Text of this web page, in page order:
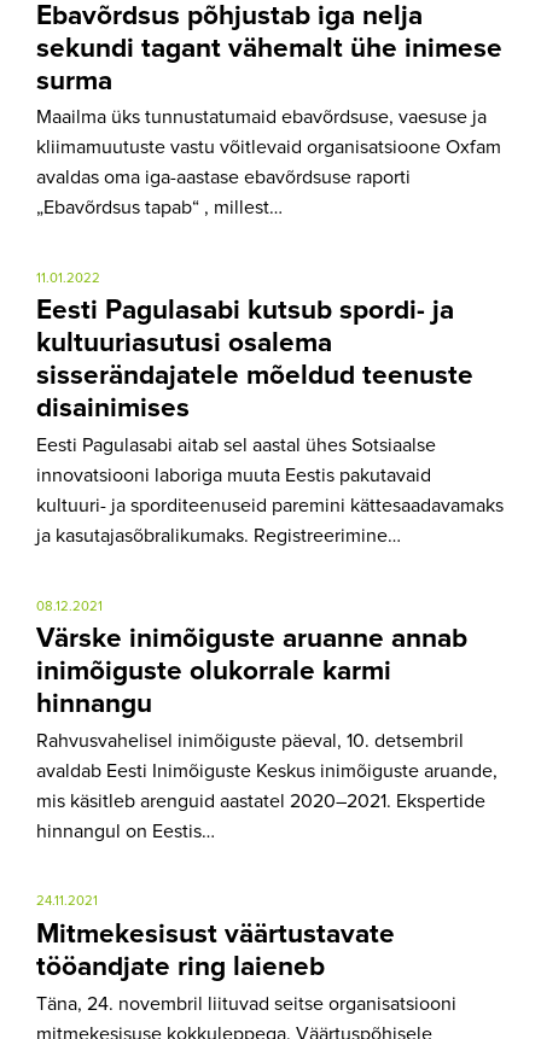
Ebavõrdsus põhjustab iga nelja
sekundi tagant vähemalt ühe inimese
surma
Maailma üks tunnustatumaid ebavõrdsuse, vaesuse ja
kliimamuutuste vastu võitlevaid organisatsioone Oxfam
avaldas oma iga-aastase ebavõrdsuse raporti
„Ebavõrdsus tapab“ , millest…
11.01.2022
Eesti Pagulasabi kutsub spordi- ja
kultuuriasutusi osalema
sisserändajatele mõeldud teenuste
disainimises
Eesti Pagulasabi aitab sel aastal ühes Sotsiaalse
innovatsiooni laboriga muuta Eestis pakutavaid
kultuuri- ja sporditeenuseid paremini kättesaadavamaks
ja kasutajasõbralikumaks. Registreerimine…
08.12.2021
Värske inimõiguste aruanne annab
inimõiguste olukorrale karmi
hinnangu
Rahvusvahelisel inimõiguste päeval, 10. detsembril
avaldab Eesti Inimõiguste Keskus inimõiguste aruande,
mis käsitleb arenguid aastatel 2020–2021. Ekspertide
hinnangul on Eestis…
24.11.2021
Mitmekesisust väärtustavate
tööandjate ring laieneb
Täna, 24. novembril liituvad seitse organisatsiooni
mitmekesisuse kokkuleppega. Väärtuspõhisele